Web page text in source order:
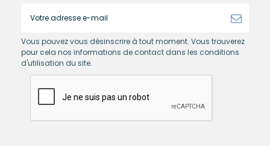
Vous pouvez vous désinscrire à tout moment. Vous trouverez
pour cela nos informations de contact dans les conditions
d'utilisation du site.